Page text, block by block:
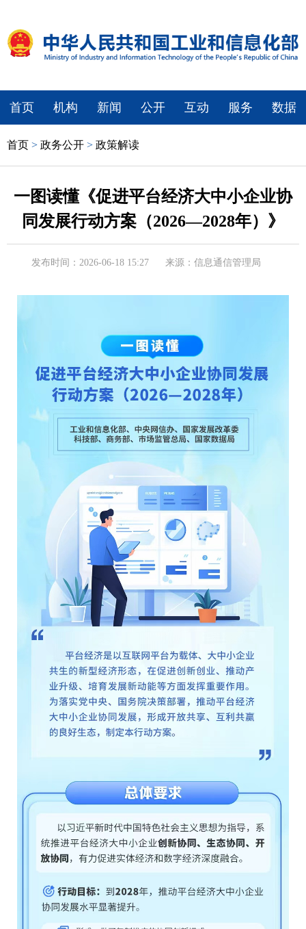
首页 机构 新闻 公开 互动 服务 数据
首页 > 政务公开 > 政策解读
一图读懂《促进平台经济大中小企业协
同发展行动方案（2026—2028年）》
发布时间：2026-06-18 15:27 来源：信息通信管理局